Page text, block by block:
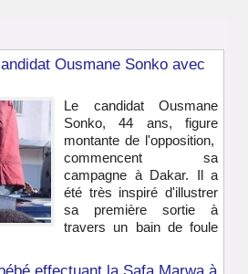
Ousmane Sonko avec
Le candidat Ousmane
Sonko, 44 ans, figure
montante de l'opposition,
commencent sa
campagne à Dakar. Il a
été très inspiré d'illustrer
sa première sortie à
travers un bain de foule